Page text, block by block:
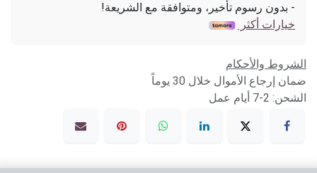
- بدون رسوم تأخير، ومتوافقة مع الشريعة!
خيارات أكثر
الشروط والأحكام
ضمان إرجاع الأموال خلال 30 يوماً
الشحن: 2-7 أيام عمل